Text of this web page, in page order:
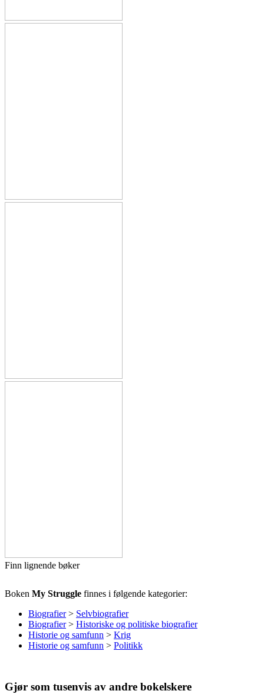
Finn lignende bøker
Boken My Struggle finnes i følgende kategorier:
Biografier > Selvbiografier
Biografier > Historiske og politiske biografier
Historie og samfunn > Krig
Historie og samfunn > Politikk
Gjør som tusenvis av andre bokelskere